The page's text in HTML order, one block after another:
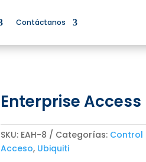
Contáctanos
Enterprise Access
SKU: EAH-8 Categorías: Control
Acceso, Ubiquiti